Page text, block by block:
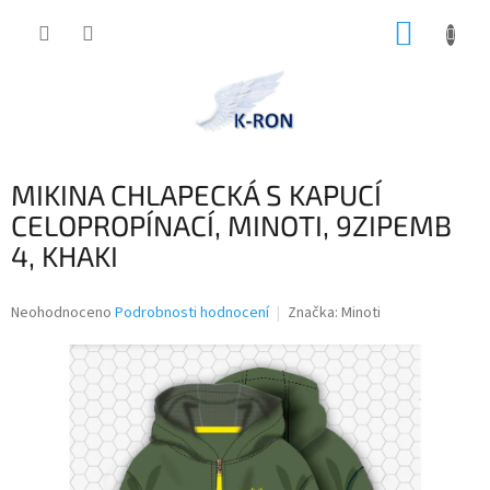
MIKINA CHLAPECKÁ S KAPUCÍ
CELOPROPÍNACÍ, MINOTI, 9ZIPEMB
4, KHAKI
Průměrné
hvězdiček.
Neohodnoceno Podrobnosti hodnocení Značka: Minoti